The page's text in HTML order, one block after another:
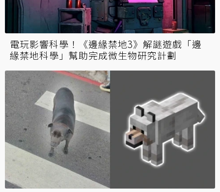
電玩影響科學！《邊緣禁地3》解謎遊戲「邊
緣禁地科學」幫助完成微生物研究計劃